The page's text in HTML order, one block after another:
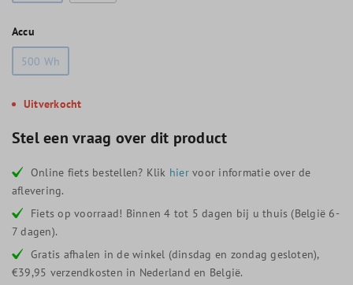
Accu
500 Wh
Uitverkocht
Stel een vraag over dit product
Online fiets bestellen? Klik hiervoor informatie over de
aflevering.
Fiets op voorraad! Binnen 4 tot 5 dagen bij u thuis (België 6-
7 dagen).
Gratis afhalen in de winkel (dinsdag en zondag gesloten),
€39,95 verzendkosten in Nederland en België.